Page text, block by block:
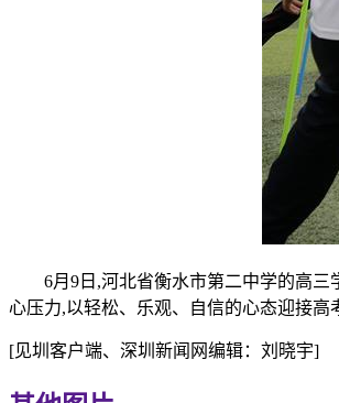
6月9日,河北省衡水市第二中学的高
心压力,以轻松、乐观、自信的心态迎接高
[见圳客户端、深圳新闻网编辑：刘晓宇]